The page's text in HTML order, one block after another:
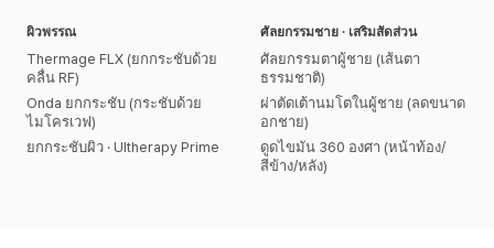
ผิวพรรณ
Thermage FLX (ยกกระชับด้วย
คลื่น RF)
Onda ยกกระชับ (กระชับด้วย
ไมโครเวฟ)
ยกกระชับผิว · Ultherapy Prime
ศัลยกรรมชาย · เสริมสัดส่วน
ศัลยกรรมตาผู้ชาย (เส้นตา
ธรรมชาติ)
ผ่าตัดเต้านมโตในผู้ชาย (ลดขนาด
อกชาย)
ดูดไขมัน 360 องศา (หน้าท้อง/
สีข้าง/หลัง)